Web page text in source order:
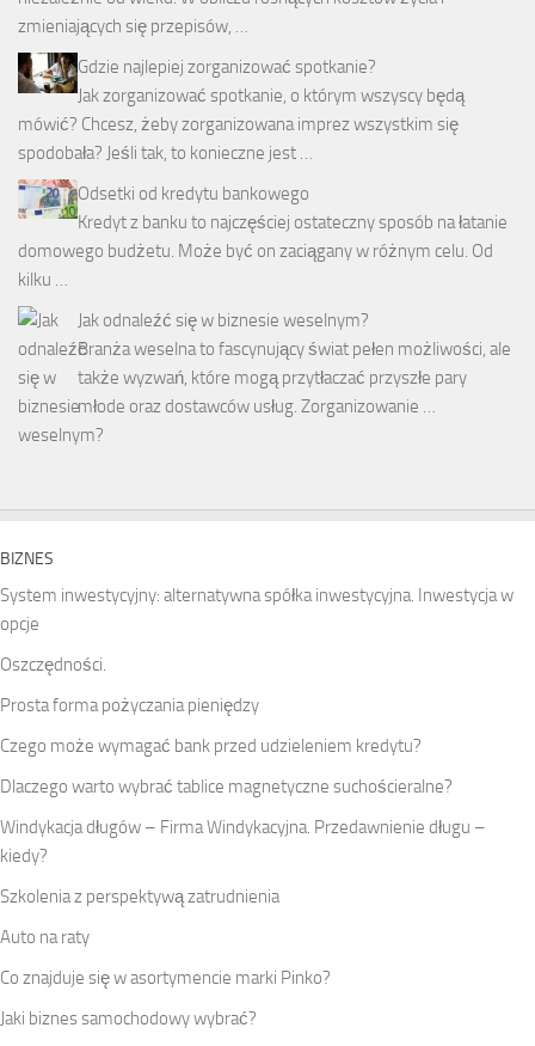
zmieniających się przepisów, …
Gdzie najlepiej zorganizować spotkanie?
Jak zorganizować spotkanie, o którym wszyscy będą
mówić? Chcesz, żeby zorganizowana imprez wszystkim się
spodobała? Jeśli tak, to konieczne jest …
Odsetki od kredytu bankowego
Kredyt z banku to najczęściej ostateczny sposób na łatanie
domowego budżetu. Może być on zaciągany w różnym celu. Od
kilku …
Jak odnaleźć się w biznesie weselnym?
Branża weselna to fascynujący świat pełen możliwości, ale
także wyzwań, które mogą przytłaczać przyszłe pary
młode oraz dostawców usług. Zorganizowanie …
BIZNES
System inwestycyjny: alternatywna spółka inwestycyjna. Inwestycja w
opcje
Oszczędności.
Prosta forma pożyczania pieniędzy
Czego może wymagać bank przed udzieleniem kredytu?
Dlaczego warto wybrać tablice magnetyczne suchościeralne?
Windykacja długów – Firma Windykacyjna. Przedawnienie długu –
kiedy?
Szkolenia z perspektywą zatrudnienia
Auto na raty
Co znajduje się w asortymencie marki Pinko?
Jaki biznes samochodowy wybrać?